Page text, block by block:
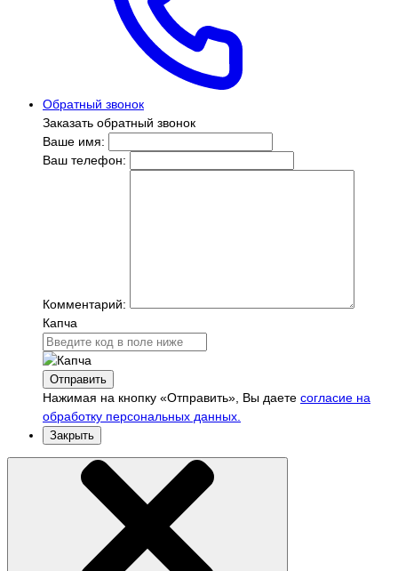
Обратный звонок
Заказать обратный звонок
Ваше имя:
Ваш телефон:
Комментарий:
Капча
Отправить
Нажимая на кнопку «Отправить», Вы даете согласие на
обработку персональных данных.
Закрыть